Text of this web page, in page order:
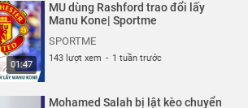
01:47
MU dùng Rashford trao đổi lấy
Manu Kone| Sportme
SPORTME
143 lượt xem - 1 tuần trước
Mohamed Salah bị lật kèo chuyển